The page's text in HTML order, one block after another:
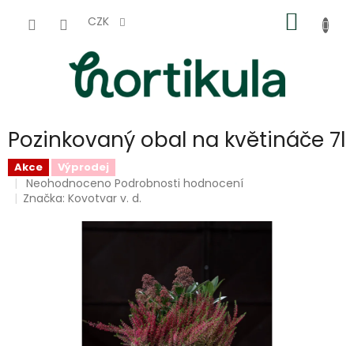
CZK
KOŠÍK
Pozinkovaný obal na květináče 7l
Akce Výprodej
Průměrné
hodnocení
Neohodnoceno Podrobnosti hodnocení
Značka:Kovotvar v. d.